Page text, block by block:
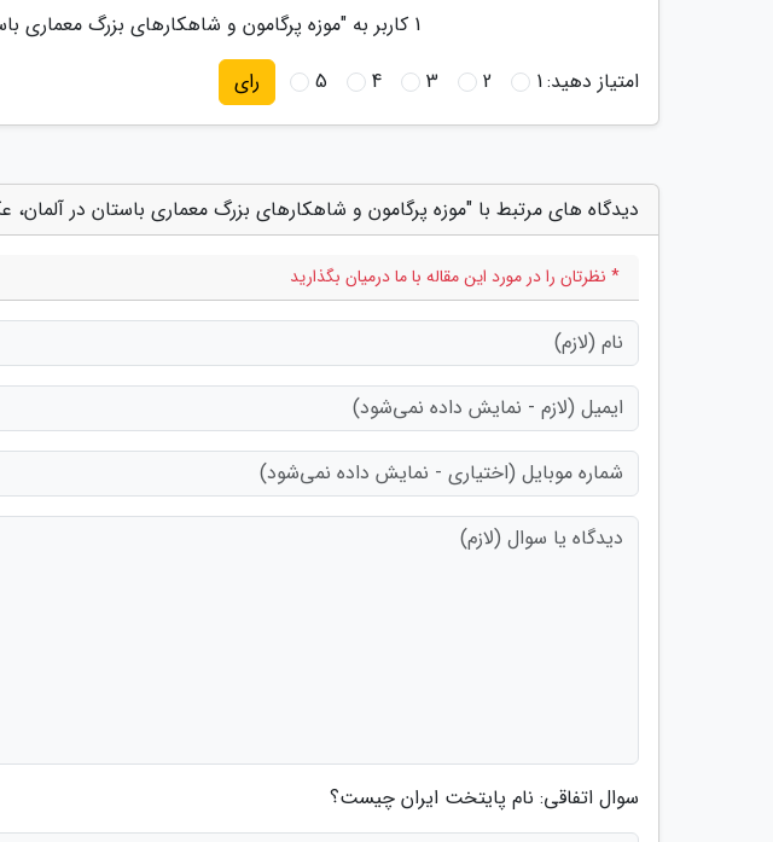
1 کاربر به "موزه پرگامون و شاهکارهای بزرگ معماری
امتیاز دهید:1
2
3
4
5 رای
دیدگاه های مرتبط با "موزه پرگامون و شاهکارهای بزرگ معماری باستان در
* نظرتان را در مورد این مقاله با ما درمیان بگذارید
سوال اتفاقی: نام پایتخت ایران چیست؟